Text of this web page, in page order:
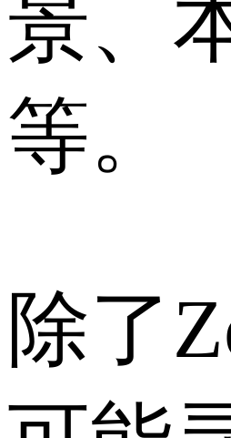
景、
等。
除了